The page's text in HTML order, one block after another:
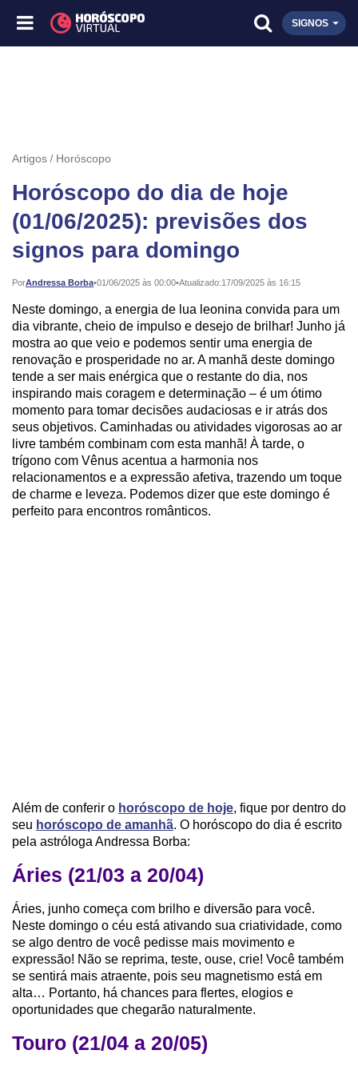
SIGNOS
Artigos Horóscopo
Horóscopo do dia de hoje
(01/06/2025): previsões dos
signos para domingo
PorAndressa Borba•
Publicado: 01/06/2025 às 00:00•Atualizado:17/09/2025 às 16:15
Neste domingo, a energia de lua leonina convida para um
dia vibrante, cheio de impulso e desejo de brilhar! Junho já
mostra ao que veio e podemos sentir uma energia de
renovação e prosperidade no ar. A manhã deste domingo
tende a ser mais enérgica que o restante do dia, nos
inspirando mais coragem e determinação – é um ótimo
momento para tomar decisões audaciosas e ir atrás dos
seus objetivos. Caminhadas ou atividades vigorosas ao ar
livre também combinam com esta manhã! À tarde, o
trígono com Vênus acentua a harmonia nos
relacionamentos e a expressão afetiva, trazendo um toque
de charme e leveza. Podemos dizer que este domingo é
perfeito para encontros românticos.
Além de conferir o horóscopo de hoje, fique por dentro do
seu horóscopo de amanhã. O horóscopo do dia é escrito
pela astróloga Andressa Borba:
Áries (21/03 a 20/04)
Áries, junho começa com brilho e diversão para você.
Neste domingo o céu está ativando sua criatividade, como
se algo dentro de você pedisse mais movimento e
expressão! Não se reprima, teste, ouse, crie! Você também
se sentirá mais atraente, pois seu magnetismo está em
alta… Portanto, há chances para flertes, elogios e
oportunidades que chegarão naturalmente.
Touro (21/04 a 20/05)